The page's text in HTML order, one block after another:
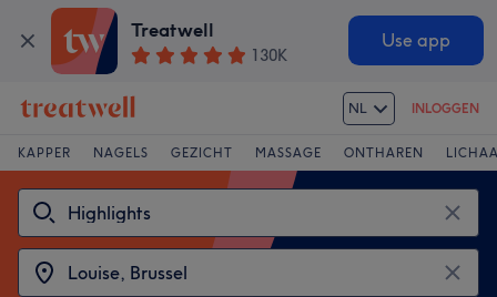
Treatwell
130K
Use app
NL INLOGGEN
KAPPER NAGELS GEZICHT MASSAGE ONTHAREN